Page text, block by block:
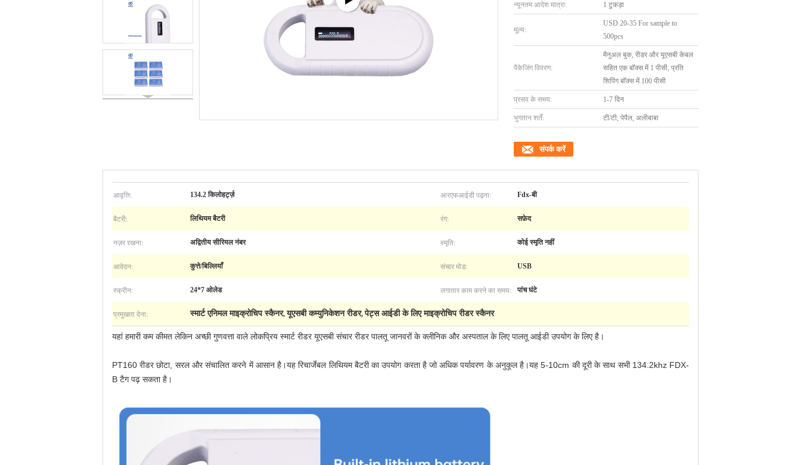
न्यूनतम आदेश मात्रा: 1 टुकड़ा
मूल्य:
USD 20-35 For sample to
500pcs
पैकेजिंग विवरण:
मैनुअल बुक, रीडर और यूएसबी केबल
सहित एक बॉक्स में 1 पीसी, प्रति
शिपिंग बॉक्स में 100 पीसी
प्रसव के समय: 1-7 दिन
भुगतान शर्तें: टी/टी, पेपैल, अलीबाबा
संपर्क करें
आवृत्ति: 134.2 किलोहर्ट्ज़ आरएफआईडी पढ़ना: Fdx-बी
बैटरी: लिथियम बैटरी रंग: सफ़ेद
नज़र रखना: अद्वितीय सीरियल नंबर स्मृति: कोई स्मृति नहीं
आवेदन: कुत्ते/बिल्लियाँ संचार मोड: USB
स्क्रीन: 24*7 ओलेड लगातार काम करने का समय: पांच घंटे
प्रमुखता देना: स्मार्ट एनिमल माइक्रोचिप स्कैनर,यूएसबी कम्युनिकेशन रीडर,पेट्स आईडी के लिए माइक्रोचिप रीडर स्कैनर
यहां हमारी कम कीमत लेकिन अच्छी गुणवत्ता वाले लोकप्रिय स्मार्ट रीडर यूएसबी संचार रीडर पालतू जानवरों के क्लीनिक और अस्पताल के लिए पालतू आईडी उपयोग के लिए है।
PT160 रीडर छोटा, सरल और संचालित करने में आसान है।यह रिचार्जेबल लिथियम बैटरी का उपयोग करता है जो अधिक पर्यावरण के अनुकूल है।यह 5-10cm की दूरी के साथ सभी 134.2khz FDX-
B टैग पढ़ सकता है।